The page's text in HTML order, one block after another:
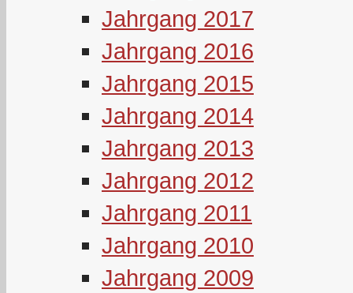
Jahrgang 2017
Jahrgang 2016
Jahrgang 2015
Jahrgang 2014
Jahrgang 2013
Jahrgang 2012
Jahrgang 2011
Jahrgang 2010
Jahrgang 2009